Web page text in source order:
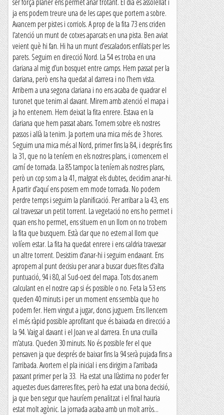
ja ens podem treure una de les capes que portem a sobre.
Avancem per pistes i corriols. A prop de la fita 73 ens criden
l’atenció un munt de cotxes aparcats en una pista. Ben aviat
veient què hi fan. Hi ha un munt d’escaladors enfilats per les
parets. Seguim en direcció Nord. La 54 es troba en una
clariana al mig d’un bosquet entre camps. Hem passat per la
clariana, però ens ha quedat al darrera i no l’hem vista.
Arribem a una segona clariana i no ens acaba de quadrar el
turonet que tenim al davant. Mirem amb atenció el mapa i
ja ho entenem. Hem deixat la fita enrere. Estava en la
clariana que hem passat abans. Tornem sobre els nostres
passos i allà la tenim. Ja portem una mica més de 3 hores.
Seguim una mica més al Nord, primer fins la 84, i després fins
la 31, que no la teníem en els nostres plans, i comencem el
camí de tornada. La 85 tampoc la teníem als nostres plans,
però un cop som a la 41, malgrat els dubtes, decidim anar-hi.
A partir d’aquí ens posem em mode tornada. No podem
perdre temps i seguim la planificació. Per arribar a la 43, ens
cal travessar un petit torrent. La vegetació no ens ho permet i
quan ens ho permet, ens situem en un llom on no trobem
la fita que busquem. Està clar que no estem al llom que
volíem estar. La fita ha quedat enrere i ens caldria travessar
un altre torrent. Desistim d’anar-hi i seguim endavant. Ens
apropem al punt decisiu per anar a buscar dues fites d’alta
puntuació, 94 i 80, al Sud-oest del mapa. Tots dos anem
calculant en el nostre cap si és possible o no. Feta la 53 ens
queden 40 minuts i per un moment ens sembla que ho
podem fer. Hem vingut a jugar, doncs juguem. Ens llencem
el més ràpid possible aprofitant que és baixada en direcció a
la 94. Vaig al davant i el Joan ve al darrera. En una cruïlla
m’atura. Queden 30 minuts. No és possible fer el que
pensaven ja que després de baixar fins la 94 serà pujada fins a
l’arribada. Avortem el pla inicial i ens dirigim a l’arribada
passant primer per la 33. Ha estat una llàstima no poder fer
aquestes dues darreres fites, però ha estat una bona decisió,
ja que ben segur que hauríem penalitzat i el final hauria
estat molt agònic. La jornada acaba amb un molt arròs...